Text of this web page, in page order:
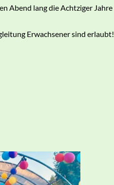
Abend lang die Achtziger Jahre
Erwachsener sind erlaubt!